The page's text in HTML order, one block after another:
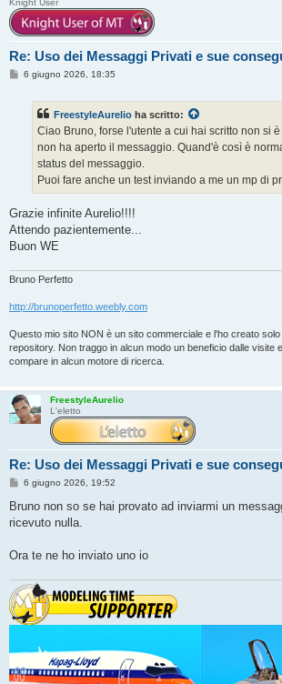
Knight User
Re: Uso dei Messaggi Privati e sue
M6 giugno 2026, 18:35
FreestyleAurelio ha scritto:
Ciao Bruno, forse l'utente a cui hai scritto non si
non ha aperto il messaggio. Quand'è così è
status del messaggio.
Puoi fare anche un test inviando a me un mp di
Grazie infinite Aurelio!!!!
Attendo pazientemente...
Buon WE
Bruno Perfetto
http://brunoperfetto.weebly.com
Questo mio sito NON è un sito commerciale e l'ho creato
repository. Non traggo in alcun modo un beneficio dalle visite
compare in alcun motore di ricerca.
FreestyleAurelio
L'eletto
Re: Uso dei Messaggi Privati e sue
M
s
a
i
6 giugno 2026, 19:52
Bruno non so se hai provato ad inviarmi un
ricevuto nulla.
Ora te ne ho inviato uno io